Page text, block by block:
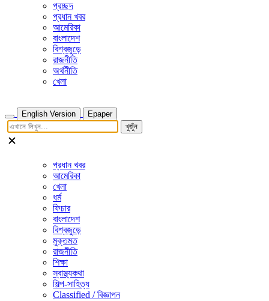
প্রচ্ছদ
প্রধান খবর
আমেরিকা
বাংলাদেশ
বিশ্বজুড়ে
রাজনীতি
অর্থনীতি
খেলা
English Version
Epaper
খুজুঁন
প্রধান খবর
আমেরিকা
খেলা
ধর্ম
ফিচার
বাংলাদেশ
বিশ্বজুড়ে
মুক্তমত
রাজনীতি
শিক্ষা
স্বাস্থ্যকথা
শিল্প-সাহিত্য
Classified / বিজ্ঞাপন